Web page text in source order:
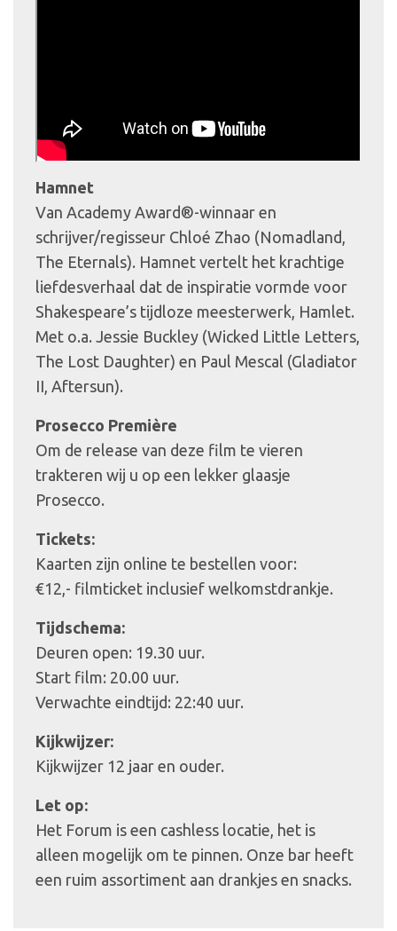
Hamnet
Van Academy Award®-winnaar en
schrijver/regisseur Chloé Zhao (Nomadland,
The Eternals). Hamnet vertelt het krachtige
liefdesverhaal dat de inspiratie vormde voor
Shakespeare’s tijdloze meesterwerk, Hamlet.
Met o.a. Jessie Buckley (Wicked Little Letters,
The Lost Daughter) en Paul Mescal (Gladiator
II, Aftersun).
Prosecco Première
Om de release van deze film te vieren
trakteren wij u op een lekker glaasje
Prosecco.
Tickets:
Kaarten zijn online te bestellen voor:
€12,- filmticket inclusief welkomstdrankje.
Tijdschema:
Deuren open: 19.30 uur.
Start film: 20.00 uur.
Verwachte eindtijd: 22:40 uur.
Kijkwijzer:
Kijkwijzer 12 jaar en ouder.
Let op:
Het Forum is een cashless locatie, het is
alleen mogelijk om te pinnen. Onze bar heeft
een ruim assortiment aan drankjes en snacks.